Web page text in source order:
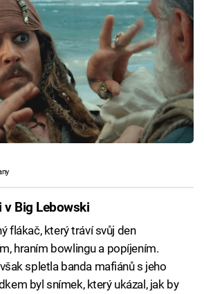
v Big Lebowski
flákač, který tráví svůj den
hraním bowlingu a popíjením.
spletla banda mafiánů s jeho
byl snímek, který ukázal, jak by